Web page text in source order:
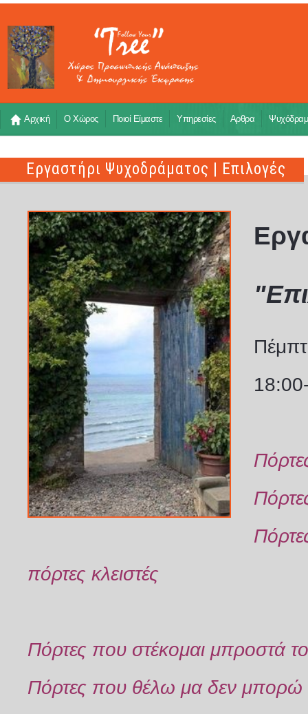
Αρχική Ο Χώρος Ποιοί Είμαστε Υπηρεσίες Αρθρα
Εργαστήρι Ψυχοδράματος | Επιλογές
πόρτες κλειστές
Πόρτες που στέκομαι μπροστά
Πόρτες που θέλω μα δεν μπορώ